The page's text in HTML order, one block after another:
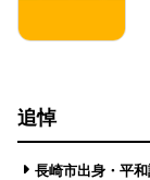
追悼
長崎市出身・平